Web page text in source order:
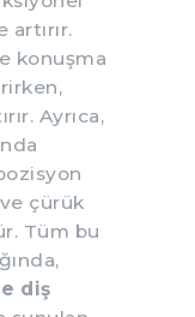
artırır.
konuşma
Ayrıca,
çürük
Tüm bu
diş